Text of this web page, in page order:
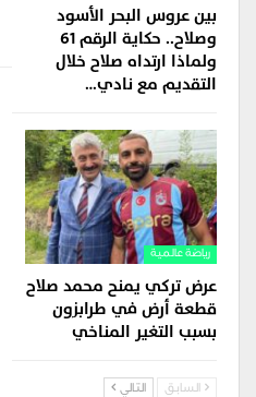
بين عروس البحر الأسود
وصلاح.. حكاية الرقم 61
ولماذا ارتداه صلاح خلال
التقديم مع نادي…
رياضة عالمية
عرض تركي يمنح محمد صلاح
قطعة أرض في طرابزون
بسبب التغير المناخي
السابق التالي